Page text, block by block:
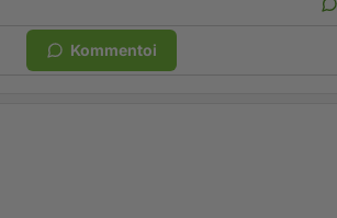
Kommentoi